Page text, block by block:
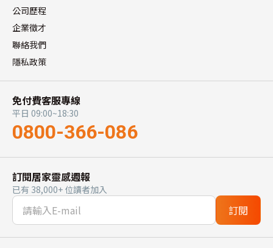
公司歷程
企業徵才
聯絡我們
隱私政策
免付費客服專線
平日 09:00~18:30
0800-366-086
訂閱居家靈感週報
已有 38,000+ 位讀者加入
訂閱